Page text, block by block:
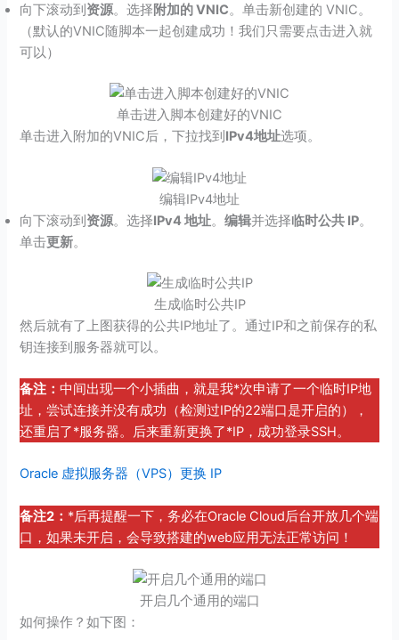
向下滚动到 资源。选择附加的 VNIC。单击新创建的 VNIC。
（默认的VNIC随脚本一起创建成功！我们只需要点击进入就
可以）
单击进入脚本创建好的VNIC
单击进入附加的VNIC后，下拉找到 IPv4地址选项。
编辑IPv4地址
向下滚动到 资源。选择IPv4 地址。编辑并选择临时公共 IP。
单击更新。
生成临时公共IP
然后就有了上图获得的公共IP地址了。通过IP和之前保存的私
钥连接到服务器就可以。
备注：中间出现一个小插曲，就是我*次申请了一个临时IP地
址，尝试连接并没有成功（检测过IP的22端口是开启的），
还重启了*服务器。后来重新更换了*IP，成功登录SSH。
Oracle 虚拟服务器（VPS）更换 IP
备注2： *后再提醒一下，务必在Oracle Cloud后台开放几个端
口，如果未开启，会导致搭建的web应用无法正常访问！
开启几个通用的端口
如何操作？如下图：